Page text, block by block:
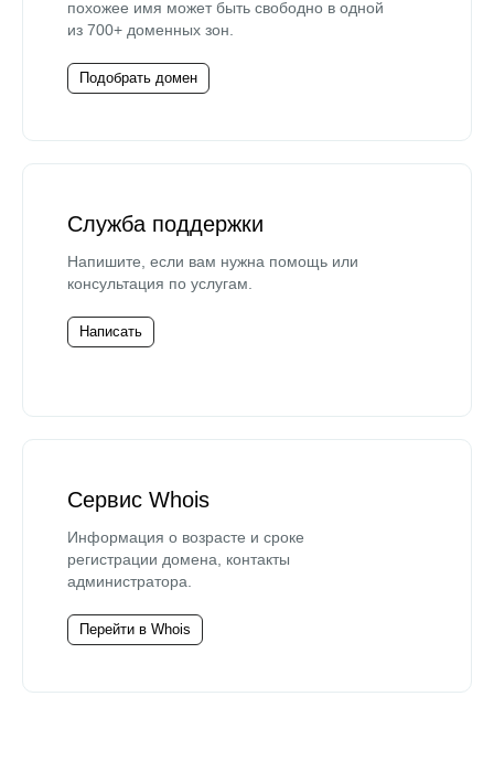
похожее имя может быть свободно в одной
из 700+ доменных зон.
Подобрать домен
Служба поддержки
Напишите, если вам нужна помощь или
консультация по услугам.
Написать
Сервис Whois
Информация о возрасте и сроке
регистрации домена, контакты
администратора.
Перейти в Whois